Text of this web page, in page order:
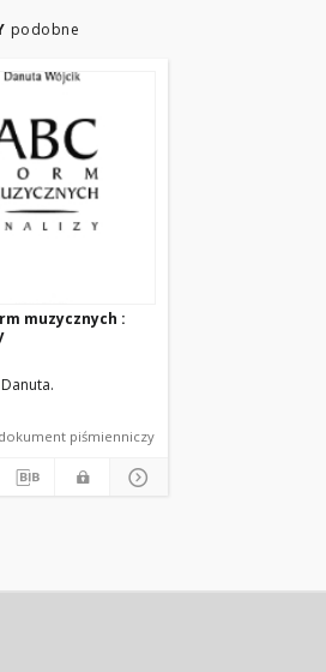
podobne
muzycznych :
książka dokument piśmienniczy